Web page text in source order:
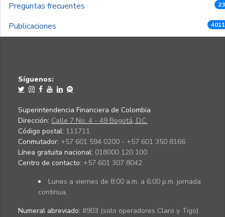
Preguntas frecuentes
Publicaciones
Síguenos:
Superintendencia Financiera de Colombia
Dirección: Calle 7 No. 4 - 49 Bogotá, D.C.
Código postal: 111711
Conmutador: +57 601 594 0200 - +57 601 350 8166
Línea gratuita nacional: 018000 120 100
Centro de contacto: +57 601 307 8042
Lunes a viernes de 8:00 a.m. a 6:00 p.m. jornada
continua.
Numeral abreviado: #903 (solo operadores Claro y Tigo)